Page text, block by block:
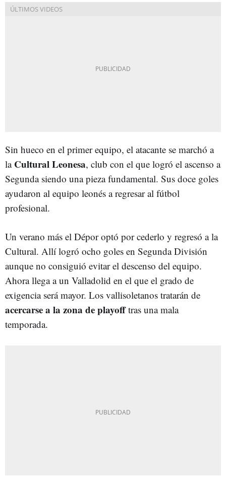
Sin hueco en el primer equipo, el atacante se marchó a
la Cultural Leonesa, club con el que logró el ascenso a
Segunda siendo una pieza fundamental. Sus doce goles
ayudaron al equipo leonés a regresar al fútbol
profesional.
Un verano más el Dépor optó por cederlo y regresó a la
Cultural. Allí logró ocho goles en Segunda División
aunque no consiguió evitar el descenso del equipo.
Ahora llega a un Valladolid en el que el grado de
exigencia será mayor. Los vallisoletanos tratarán de
acercarse a la zona de playofftras una mala
temporada.